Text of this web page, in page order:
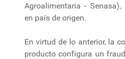
Agroalimentaria -
en país de origen.
En virtud de lo anterior, la
producto configura un